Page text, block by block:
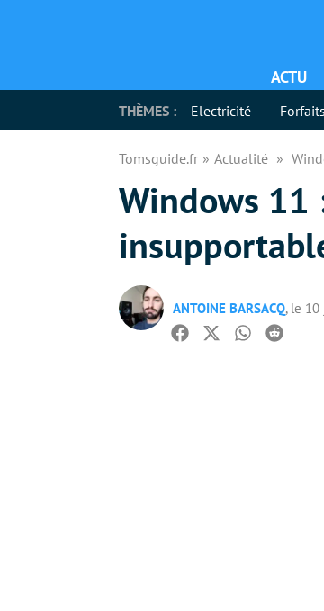
ACTU
THÈMES : Electricité
Tomsguide.fr Actualité
Windows 11
ANTOINE BARSACQ, le
Facebook
TwitterWhatsapp
Reddit